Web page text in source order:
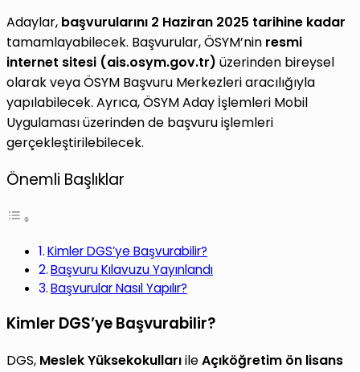
Adaylar, başvurularını 2 Haziran 2025 tarihine kadar
tamamlayabilecek. Başvurular, ÖSYM’nin resmi
internet sitesi (ais.osym.gov.tr) üzerinden bireysel
olarak veya ÖSYM Başvuru Merkezleri aracılığıyla
yapılabilecek. Ayrıca, ÖSYM Aday İşlemleri Mobil
Uygulaması üzerinden de başvuru işlemleri
gerçekleştirilebilecek.
Önemli Başlıklar
Kimler DGS’ye Başvurabilir?
Başvuru Kılavuzu Yayınlandı
Başvurular Nasıl Yapılır?
Kimler DGS’ye Başvurabilir?
DGS, Meslek YüksekokullarıileAçıköğretim ön lisans